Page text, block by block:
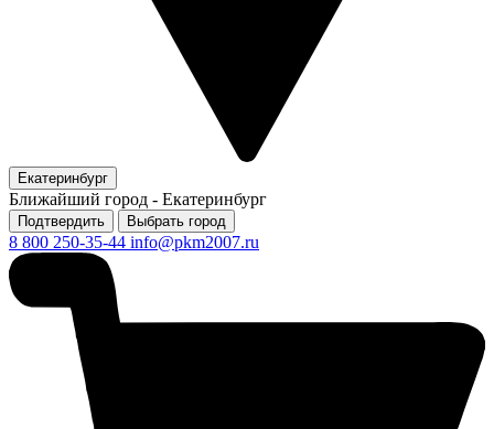
Екатеринбург
Ближайший город - Екатеринбург
Подтвердить Выбрать город
8 800 250-35-44 info@pkm2007.ru